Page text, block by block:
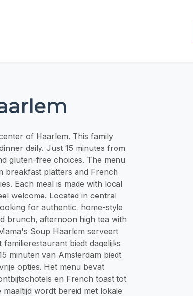
of Haarlem. This family
daily. Just 15 minutes from
gluten-free choices. The menu
breakfast platters and French
Each meal is made with local
welcome. Located in central
for authentic, home-style
brunch, afternoon high tea with
Soup Haarlem serveert
biedt dagelijks
minuten van Amsterdam biedt
opties. Het menu bevat
en French toast tot
wordt bereid met lokale